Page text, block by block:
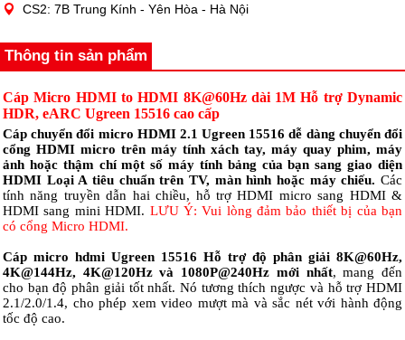
CS2: 7B Trung Kính - Yên Hòa - Hà Nội
Thông tin sản phẩm
Cáp Micro HDMI to HDMI 8K@60Hz dài 1M Hỗ trợ Dynamic
HDR, eARC Ugreen 15516 cao cấp
Cáp chuyển đổi micro HDMI 2.1 Ugreen 15516 dễ dàng chuyển đổi
cổng HDMI micro trên máy tính xách tay, máy quay phim, máy
ảnh hoặc thậm chí một số máy tính bảng của bạn sang giao diện
HDMI Loại A tiêu chuẩn trên TV, màn hình hoặc máy chiếu. Các
tính năng truyền dẫn hai chiều, hỗ trợ HDMI micro sang HDMI &
HDMI sang mini HDMI. LƯU Ý: Vui lòng đảm bảo thiết bị của bạn
có cổng Micro HDMI.
Cáp micro hdmi Ugreen 15516 Hỗ trợ độ phân giải 8K@60Hz,
4K@144Hz, 4K@120Hz và 1080P@240Hz mới nhất, mang đến
cho bạn độ phân giải tốt nhất. Nó tương thích ngược và hỗ trợ HDMI
2.1/2.0/1.4, cho phép xem video mượt mà và sắc nét với hành động
tốc độ cao.